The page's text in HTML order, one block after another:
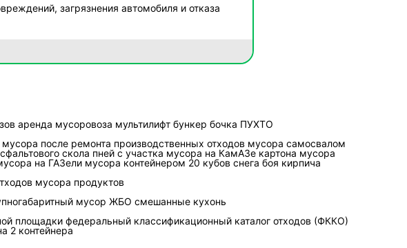
загрязнения автомобиля и отказа
высокий порог, отсутствие освещения,
силами?
стекло, ржавый металл, торчащие
с нестабильным центром тяжести,
аэрозоли, пропитанные тряпки,
руки», а разлив, испарения, риск
просто: доплата за повторный рейс,
аренда мусоровоза мультилифт бункер бочка ПУХТО
мусора после ремонта производственных отходов мусора самосвалом
скола пней с участка мусора на КамАЗе картона мусора
на ГАЗели мусора контейнером 20 кубов снега боя кирпича
мусора продуктов
мусор ЖБО смешанные кухонь
площадки федеральный классификационный каталог отходов (ФККО)
2 контейнера